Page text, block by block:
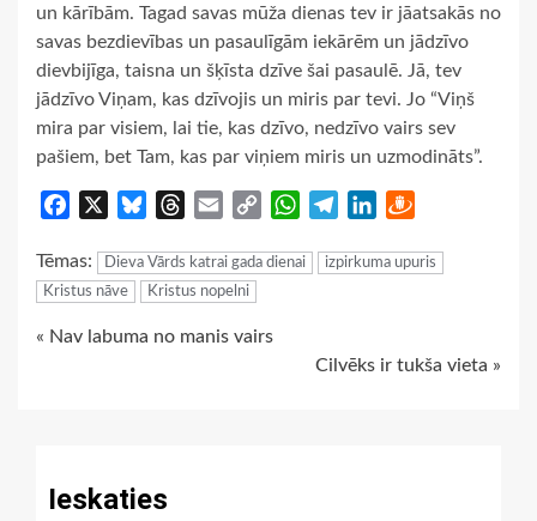
un kārībām. Tagad savas mūža dienas tev ir jāatsakās no
savas bezdievības un pasaulīgām iekārēm un jādzīvo
dievbijīga, taisna un šķīsta dzīve šai pasaulē. Jā, tev
jādzīvo Viņam, kas dzīvojis un miris par tevi. Jo “Viņš
mira par visiem, lai tie, kas dzīvo, nedzīvo vairs sev
pašiem, bet Tam, kas par viņiem miris un uzmodināts”.
Facebook BlueskyThreads
Email
Copy
WhatsApp
TelegramLinkedIn
Tēmas: Dieva Vārds katrai gada dienai
izpirkuma upuris
Kristus nāve
Kristus nopelni
Continue
« Nav labuma no manis vairs
Cilvēks ir tukša vieta »
Ieskaties